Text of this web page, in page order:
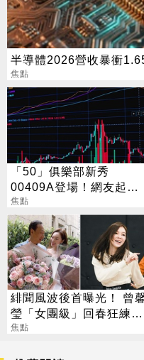
半導體2026營收暴衝
焦點
「50」俱樂部新秀
00409A登場！網友起底
前輩驚人來頭
焦點
緋聞風波後首曝光！ 曾
瑩「女團級」回春狂練舞
郭董獨自公園散步
焦點